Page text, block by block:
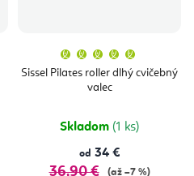
Sissel Pilates roller dlhý cvičebný
valec
produktu
je
Skladom (1 ks)
od 34 €
36,90 € (až –7 %)